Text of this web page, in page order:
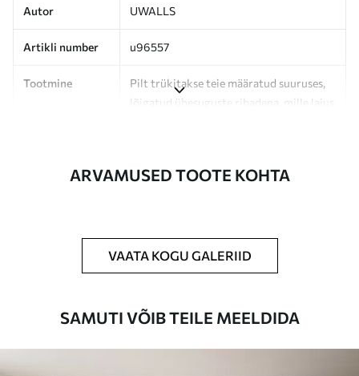
Autor UWALLS
Artikli number u96557
Tootmine
Pilt trükitakse teie määratud suuruses,
lõigatud ühesuguste ribadena, mille laius
Saadaolevad materjalid
ARVAMUSED TOOTE KOHTA
VAATA KOGU GALERIID
SAMUTI VÕIB TEILE MEELDIDA